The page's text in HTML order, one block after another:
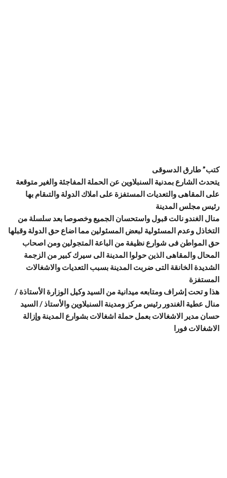
كتب” طارق الدسوقى
يتحدث الشارع بمدنية السنبلاوين عن الحملة المفاجئة والغير متوقعة
على المقاهى والتعديات المستفزة على املاك الدولة والتىقام بها
رئيس مجلس المدينة
منال الغندو نالت قبول واستحسان الجميع وخصوصا بعد سلسلة من
التخاذل وعدم المسئولية لبعض المسئولين مما اضاع حق الدولة وقبلها
حق المواطن فى شوارع نظيفة من الباعة المتجولين ومن اصحاب
المحال والمقاهى الذين حولوا المدينة الى سيرك كبير من الزجمة
الشديدة الخانقة التى ضربت المدينة بسبب التعديات والاشغالات
المستفزة
هذا و تحت إشراف ومتابعه ميدانية من السيد وكيل الوزارة الأستاذة /
منال عطية الغندور رئيس مركز ومدينة السنبلاوين والأستاذ / السيد
حسان مدير الاشغالات بعمل حملة اشغالات بشوارع المدينة وإزالة
الاشغالات فورا